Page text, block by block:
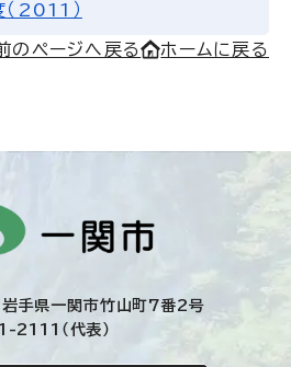
2011）
のページへ戻る ホームに戻る
県一関市竹山町7番2号
（代表）